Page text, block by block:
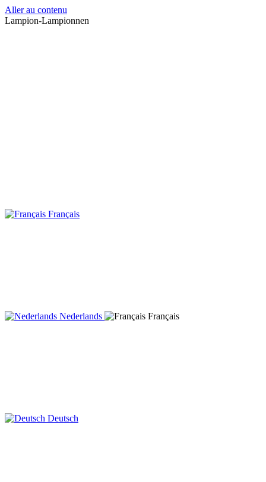
Aller au contenu
Lampion-Lampionnen
Français
Nederlands Français
Deutsch